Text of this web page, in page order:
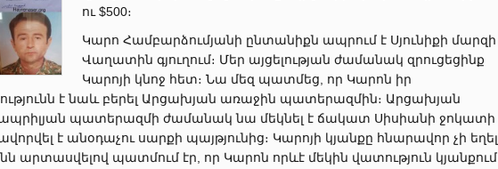
ու $500։
Կարո Համբարձումյանի ընտանիքն ապրում է Սյունիքի մարզի
Վաղատին գյուղում։ Մեր այցելության ժամանակ զրուցեցինք
Կարոյի կնոջ հետ։ Նա մեզ պատմեց, որ Կարոն իր
է նաև բերել Արցախյան առաջին պատերազմին։ Արցախյան
ապրիլյան պատերազմի ժամանակ նա մեկնել է ճակատ Սիսիանի ջոկատի
է անօդաչու սարքի պայթյունից։ Կարոյի կյանքը հնարավոր չի եղել
արտասվելով պատմում էր, որ Կարոն որևէ մեկին վատություն կյանքում